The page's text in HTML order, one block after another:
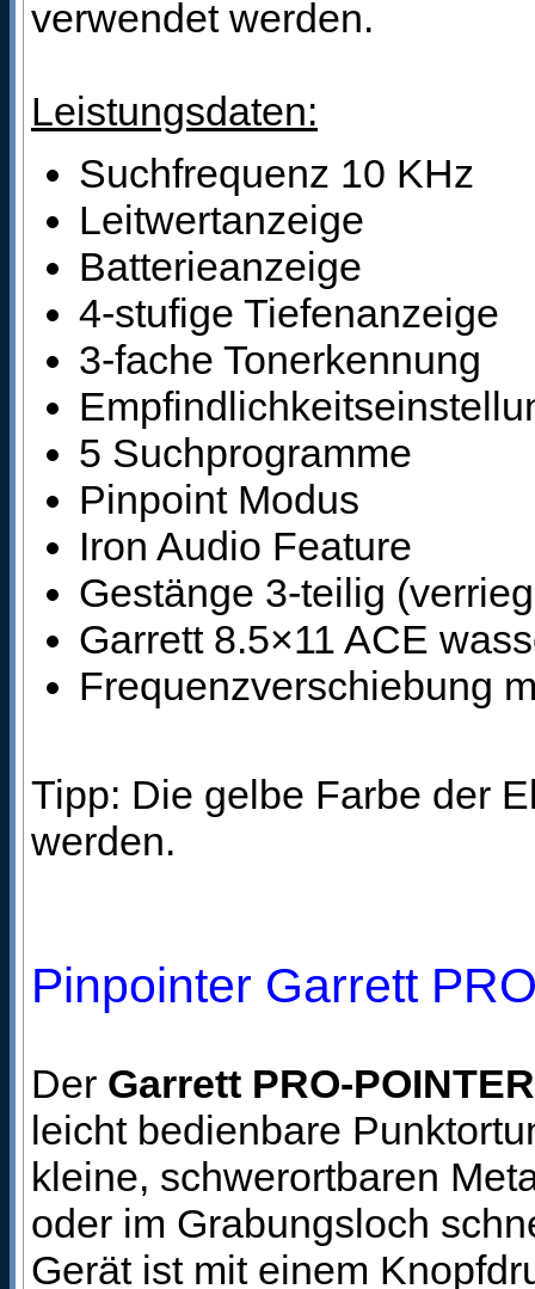
verwendet werden.
Leistungsdaten:
Suchfrequenz 10 KHz
Leitwertanzeige
Batterieanzeige
4-stufige Tiefenanzeige
3-fache Tonerkennung
5 Suchprogramme
Pinpoint Modus
Iron Audio Feature
Gestänge 3-teilig
Garrett 8.5×11 ACE
Frequenzverschiebung
Tipp: Die gelbe Farbe der
werden.
Pinpointer Garrett
Der Garrett PRO-
leicht bedienbare
kleine, schwerortbaren
oder im Grabungsloch
Gerät ist mit einem